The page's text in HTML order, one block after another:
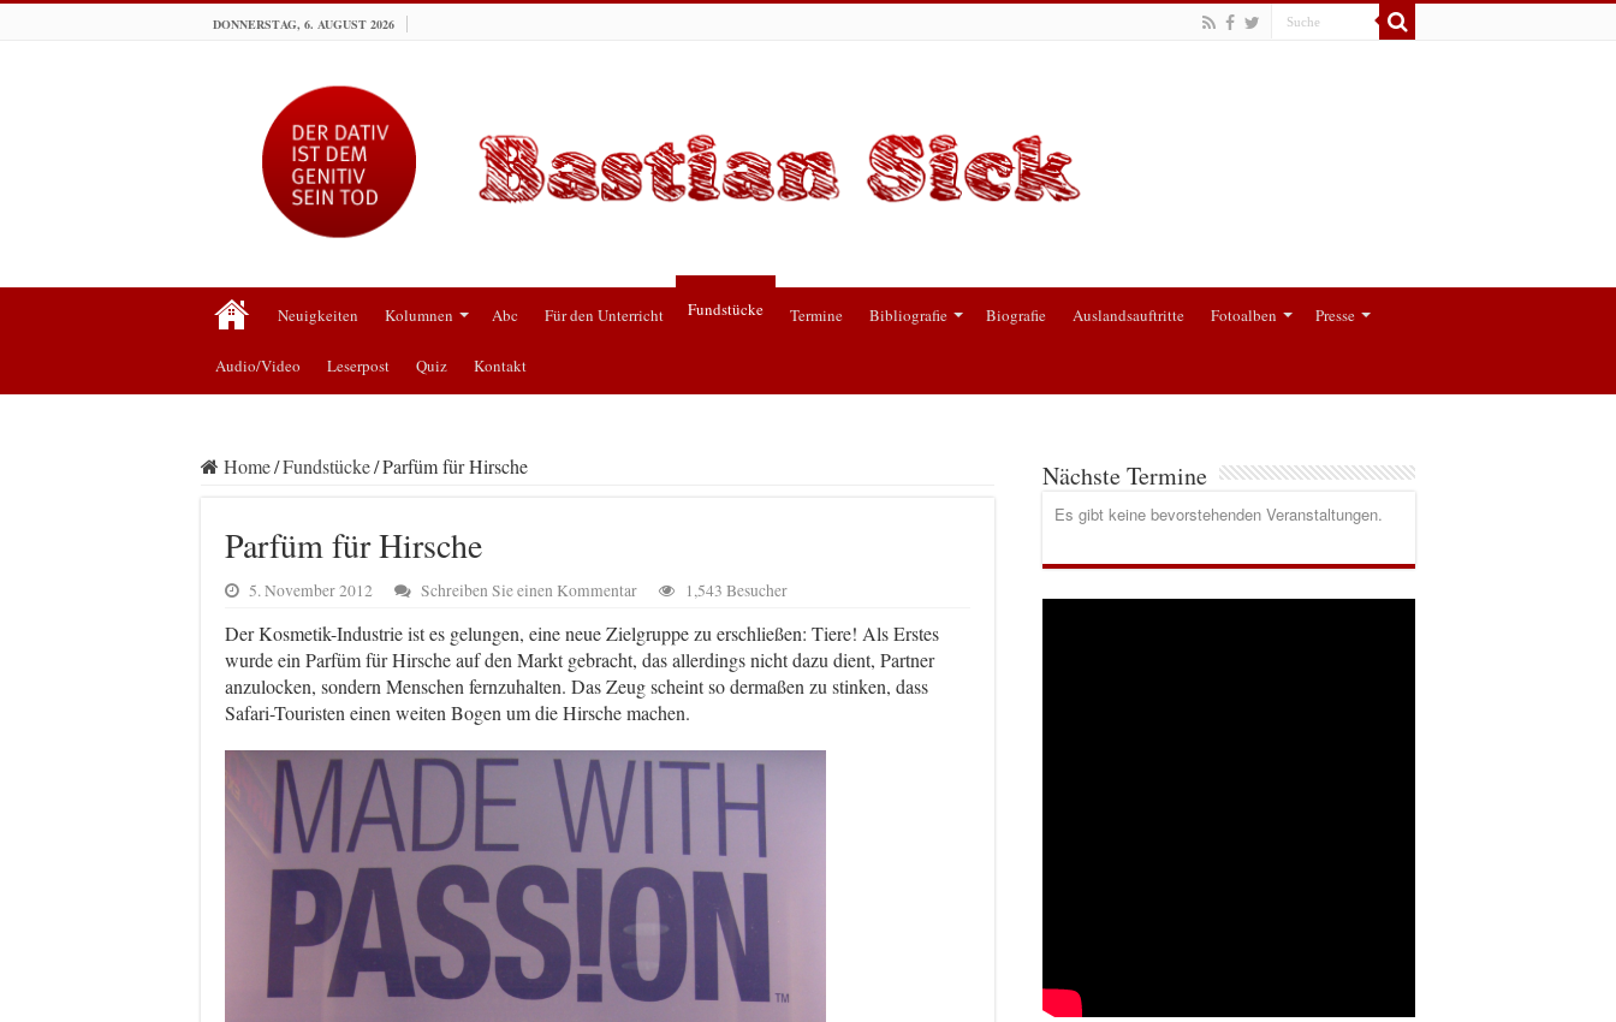
DONNERSTAG, 6. AUGUST 2026
Neuigkeiten Kolumnen Abc Für den Unterricht Fundstücke Termine Bibliografie Biografie Auslandsauftritte Fotoalben Presse
Audio/Video Leserpost Quiz Kontakt
Home/Fundstücke/Parfüm für Hirsche
Parfüm für Hirsche
5. November 2012 Schreiben Sie einen Kommentar 1,543 Besucher
Der Kosmetik-Industrie ist es gelungen, eine neue Zielgruppe zu erschließen: Tiere! Als Erstes
wurde ein Parfüm für Hirsche auf den Markt gebracht, das allerdings nicht dazu dient, Partner
anzulocken, sondern Menschen fernzuhalten. Das Zeug scheint so dermaßen zu stinken, dass
Safari-Touristen einen weiten Bogen um die Hirsche machen.
Nächste Termine
Es gibt keine bevorstehenden Veranstaltungen.